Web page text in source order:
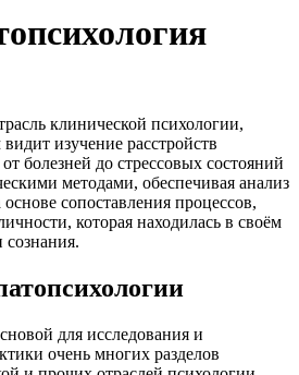
клинической психологии,
изучение расстройств
болезней до стрессовых состояний
методами, обеспечивая анализ
сопоставления процессов,
которая находилась в своём
сознания.
для исследования и
очень многих разделов